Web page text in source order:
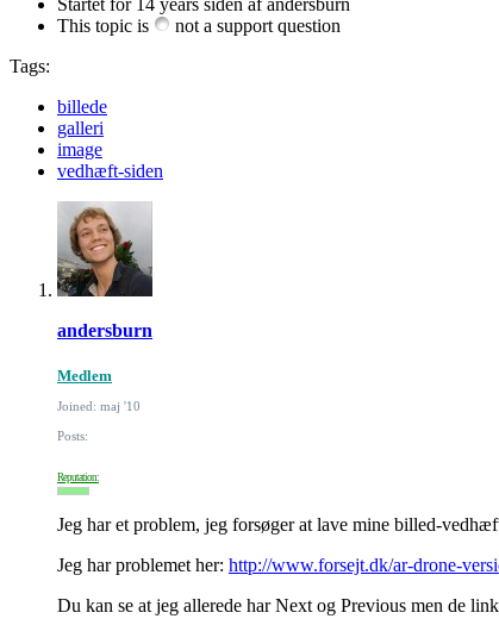
This topic is
not a support question
Tags:
billede
galleri
image
vedhæft-siden
andersburn
Medlem
Joined: maj '10
Posts:
Reputation:
Jeg har et problem, jeg forsøger at lave mine billed-
Jeg har problemet her: http://www.forsejt.dk/ar-drone-
Du kan se at jeg allerede har Next og Previous men de